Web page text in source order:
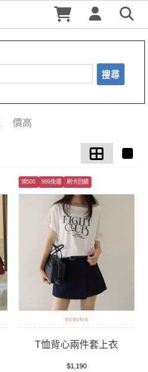
時裳韓風
搜尋
價高
領500 999免運 刷卡回饋
evaviva
T恤背心兩件套上衣
$1,190